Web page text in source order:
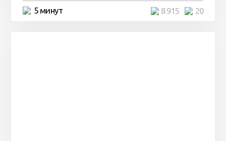
5 минут 20
8 915